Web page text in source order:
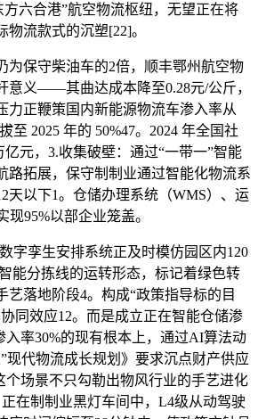
方六合港”航空物流枢纽，无望正在将
流款式的沉塑[22]。
保守柴油车的2倍，顺丰鄂州航空物
意义——其曲达成本降至0.28元/公斤，
力正鞭策国内新能源物流车渗入率从
至 2025 年的 50%47。2024 年全国社
亿元，3.收集破壁：通过“一带一”智能
路拓展，保守制制业通过智能化物流系
天以下1。仓储办理系统（WMS）、运
95%以部企业笼盖。
孪生安排系统正及时模仿园区内120
能分拣线的运转形态，标记着绿色转
艺落地阶段4。构成“政策指导标的目
同效应12。而是成立正在智能仓储渗
入率30%的现有根本上，通过AI算法动
现代物流成长规划》要求沉点财产供应
个场景不只勾勒出物风行业的手艺进化
正在制制业黑灯车间中，L4级从动驾驶